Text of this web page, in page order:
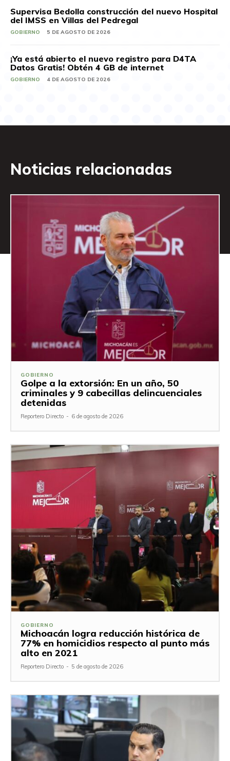
Supervisa Bedolla construcción del nuevo Hospital
del IMSS en Villas del Pedregal
GOBIERNO 5 DE AGOSTO DE 2026
¡Ya está abierto el nuevo registro para D4TA
Datos Gratis! Obtén 4 GB de internet
GOBIERNO 4 DE AGOSTO DE 2026
Noticias relacionadas
GOBIERNO
Golpe a la extorsión: En un año, 50
criminales y 9 cabecillas delincuenciales
detenidas
Reportero Directo - 6 de agosto de 2026
GOBIERNO
Michoacán logra reducción histórica de
77% en homicidios respecto al punto más
alto en 2021
Reportero Directo - 5 de agosto de 2026